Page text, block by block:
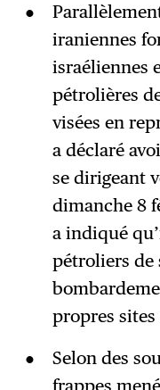
iraniennes
israéliennes
pétrolières
visées en
a déclaré
se dirigeant
dimanche 8
a indiqué
pétroliers de
propres
Selon des
frappes